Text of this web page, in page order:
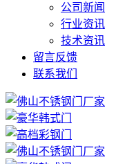
公司新闻
行业资讯
技术资讯
留言反馈
联系我们